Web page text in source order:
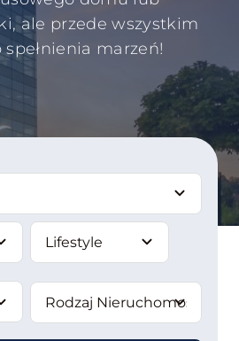
ale przede wszystkim
marzeń!